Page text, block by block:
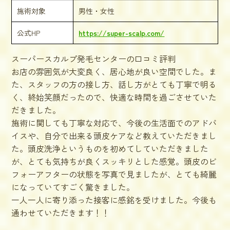
施術対象 男性・女性
公式HP https://super-scalp.com/
スーパースカルプ発毛センターの口コミ評判
お店の雰囲気が大変良く、居心地が良い空間でした。ま
た、スタッフの方の接し方、話し方がとても丁寧で明る
く、終始笑顔だったので、快適な時間を過ごさせていた
だきました。
施術に関しても丁寧な対応で、今後の生活面でのアドバ
イスや、自分で出来る頭皮ケアなど教えていただきまし
た。頭皮洗浄というものを初めてしていただきました
が、とても気持ちが良くスッキリとした感覚。頭皮のビ
フォーアフターの状態を写真で見ましたが、とても綺麗
になっていてすごく驚きました。
一人一人に寄り添った接客に感銘を受けました。今後も
通わせていただきます！！